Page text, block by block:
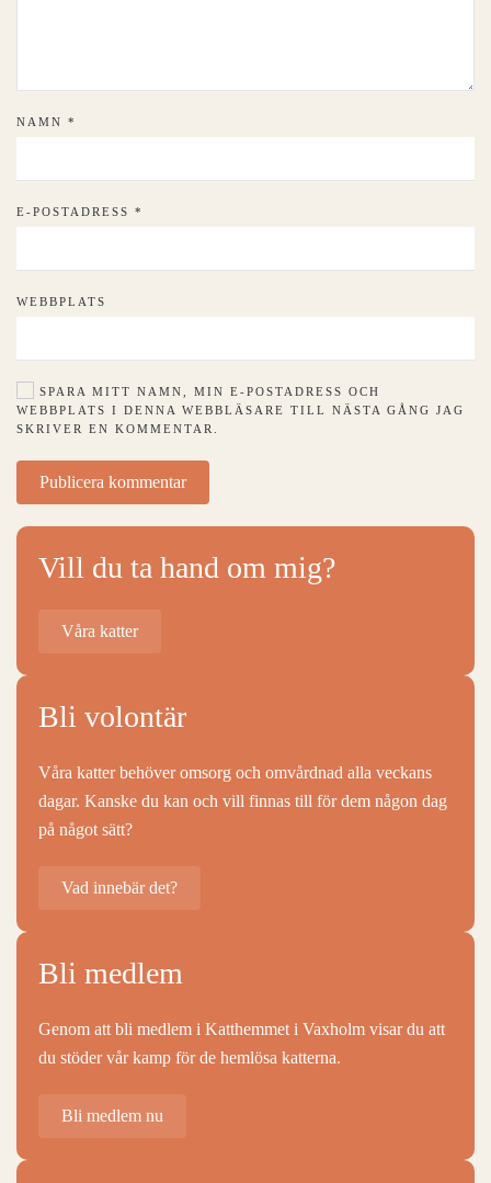
NAMN *
E-POSTADRESS *
WEBBPLATS
SPARA MITT NAMN, MIN E-POSTADRESS OCH
WEBBPLATS I DENNA WEBBLÄSARE TILL NÄSTA GÅNG JAG
SKRIVER EN KOMMENTAR.
Publicera kommentar
Vill du ta hand om mig?
Våra katter
Bli volontär
Våra katter behöver omsorg och omvårdnad alla veckans
dagar. Kanske du kan och vill finnas till för dem någon dag
på något sätt?
Vad innebär det?
Bli medlem
Genom att bli medlem i Katthemmet i Vaxholm visar du att
du stöder vår kamp för de hemlösa katterna.
Bli medlem nu